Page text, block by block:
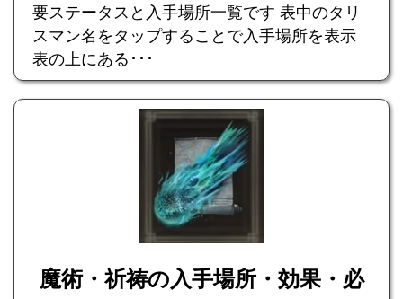
要ステータスと入手場所一覧です 表中のタリ
スマン名をタップすることで入手場所を表示
表の上にある･･･
魔術・祈祷の入手場所・効果・必